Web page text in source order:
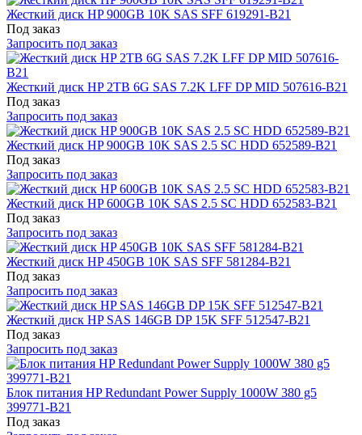
Жесткий диск HP 900GB 10K SAS SFF 619291-B21
Под заказ
Запросить под заказ
Жесткий диск HP 2TB 6G SAS 7.2K LFF DP MID 507616-B21
Под заказ
Запросить под заказ
Жесткий диск HP 900GB 10K SAS 2.5 SC HDD 652589-B21
Под заказ
Запросить под заказ
Жесткий диск HP 600GB 10K SAS 2.5 SC HDD 652583-B21
Под заказ
Запросить под заказ
Жесткий диск HP 450GB 10K SAS SFF 581284-B21
Под заказ
Запросить под заказ
Жесткий диск HP SAS 146GB DP 15K SFF 512547-B21
Под заказ
Запросить под заказ
Блок питания HP Redundant Power Supply 1000W 380 g5
399771-B21
Под заказ